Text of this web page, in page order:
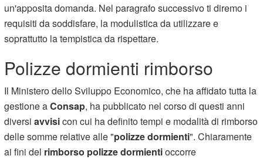
un'apposita domanda. Nel paragrafo successivo ti diremo i
requisiti da soddisfare, la modulistica da utilizzare e
soprattutto la tempistica da rispettare.
Polizze dormienti rimborso
Il Ministero dello Sviluppo Economico, che ha affidato tutta la
gestione aConsap, ha pubblicato nel corso di questi anni
diversi avvisicon cui ha definito tempi e modalità di rimborso
delle somme relative alle "polizze dormienti". Chiaramente
ai fini del rimborso polizze dormientioccorre